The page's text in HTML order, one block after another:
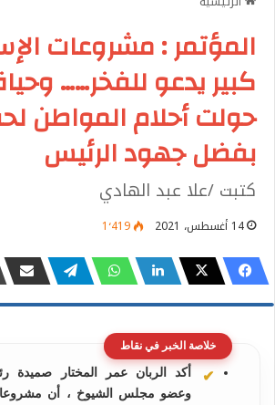
المؤتمر : مشروعات
كبير يدعو للفخر……
حولت أحلام المواطن
بفضل جهود الرئيس
كتبت /علا عبد الهادي
14 أغسطس، 2021 1٬419
خلاصة الخبر في نقاط
أكد الربان عمر المختار صميدة
وعضو مجلس الشيوخ ، أن